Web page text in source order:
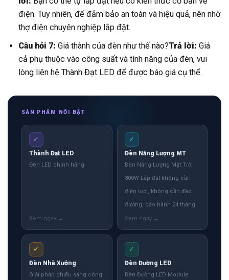
điện. Tuy nhiên, để đảm bảo an toàn và hiệu quả, nên nhờ
thợ điện chuyên nghiệp lắp đặt.
Câu hỏi 7: Giá thành của đèn như thế nào?Trả lời: Giá
cả phụ thuộc vào công suất và tính năng của đèn, vui
lòng liên hệ Thành Đạt LED để được báo giá cụ thể.
SẢN PHẨM NỔI BẬT
✓
Thành Đạt LED
Đèn LED chính hãng
✓
Đèn Năng Lượng MT
Đèn Năng Lượng Mặt Trời
300W Lắp đặt không cần
điện lưới, không cần đào
đường, bảo hành 24 tháng.
✓
Đèn Nhà Xưởng
Giải pháp chiếu sáng công
✓
Đèn Đường LED
Đèn Đường LED Module